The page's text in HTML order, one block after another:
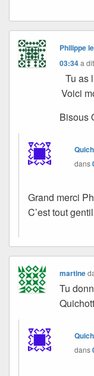
Philippe
03:34 a
Tu as
Voici
Bisous
dans
Grand merci
C’est tout
martine
Tu
dans